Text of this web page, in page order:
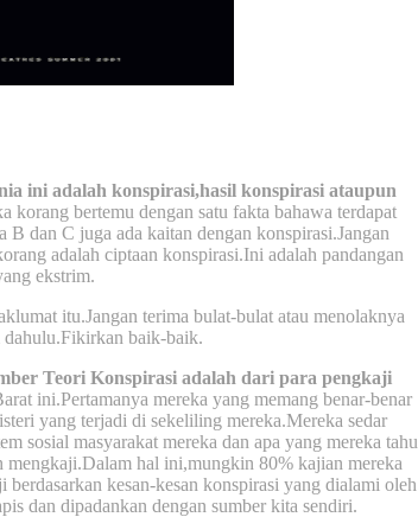
ini adalah konspirasi,hasil konspirasi ataupun
korang bertemu dengan satu fakta bahawa terdapat
B dan C juga ada kaitan dengan konspirasi.Jangan
adalah ciptaan konspirasi.Ini adalah pandangan
ekstrim.
itu.Jangan terima bulat-bulat atau menolaknya
dahulu.Fikirkan baik-baik.
Teori Konspirasi adalah dari para pengkaji
ini.Pertamanya mereka yang memang benar-benar
yang terjadi di sekeliling mereka.Mereka sedar
sosial masyarakat mereka dan apa yang mereka tahu
hal ini,mungkin 80% kajian mereka
kesan-kesan konspirasi yang dialami oleh
dan dipadankan dengan sumber kita sendiri.